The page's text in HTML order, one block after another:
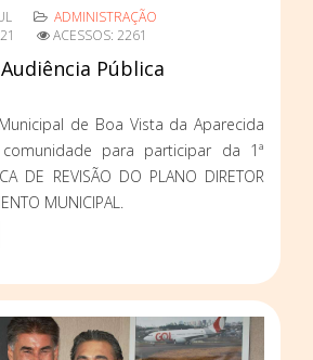
ADMINISTRAÇÃO
ACESSOS: 2261
Pública
de Boa Vista da Aparecida
para participar da 1ª
DE REVISÃO DO PLANO DIRETOR
MUNICIPAL.